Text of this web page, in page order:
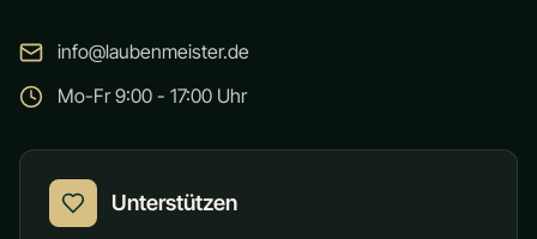
info@laubenmeister.de
Mo-Fr 9:00 - 17:00 Uhr
Unterstützen